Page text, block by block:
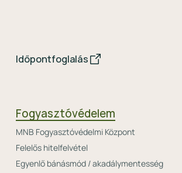
Időpontfoglalás
Fogyasztóvédelem
MNB Fogyasztóvédelmi Központ
Felelős hitelfelvétel
Egyenlő bánásmód / akadálymentesség